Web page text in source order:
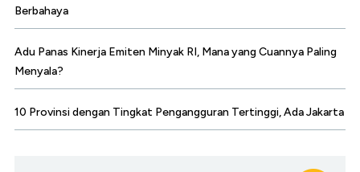
Berbahaya
Adu Panas Kinerja Emiten Minyak RI, Mana yang Cuannya Paling
Menyala?
10 Provinsi dengan Tingkat Pengangguran Tertinggi, Ada Jakarta